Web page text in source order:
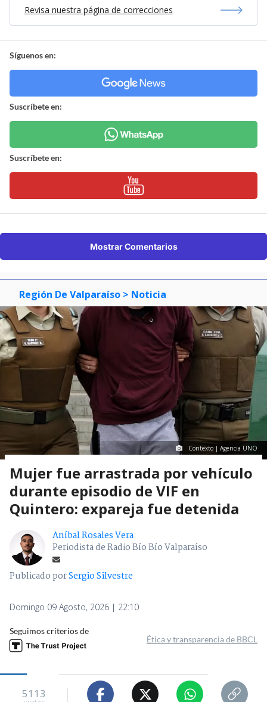
Revisa nuestra página de correcciones
Síguenos en:
Suscríbete en:
Suscríbete en:
Mostrar Comentarios
Región De Valparaíso > Noticia
Contexto | Agencia UNO
Mujer fue arrastrada por vehículo
durante episodio de VIF en
Quintero: expareja fue detenida
Aníbal Rosales Vera
Periodista de Radio Bío Bío Valparaíso
Publicado porSergio Silvestre
Domingo 09 Agosto, 2026 | 22:10
Seguimos criterios de
Ética y transparencia de BBCL
5113